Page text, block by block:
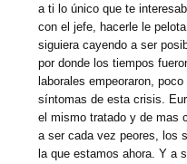
a ti lo único que te
con el jefe, hacerle le
siguiera cayendo a ser
por donde los tiempos
laborales empeoraron,
síntomas de esta crisis.
el mismo tratado y de mas
a ser cada vez peores, los
la que estamos ahora. Y a